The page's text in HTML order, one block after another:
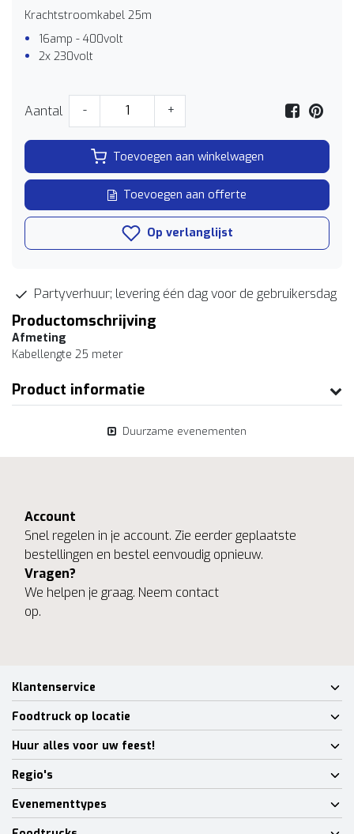
Krachtstroomkabel 25m
16amp - 400volt
2x 230volt
Aantal - +
Toevoegen aan winkelwagen
Toevoegen aan offerte
Op verlanglijst
Partyverhuur; levering één dag voor de gebruikersdag
Productomschrijving
Afmeting
Kabellengte 25 meter
Product informatie
Duurzame evenementen
Account
Snel regelen in je account. Zie eerder geplaatste
bestellingen en bestel eenvoudig opnieuw.
Vragen?
We helpen je graag. Neem contact
op.
Klantenservice
Foodtruck op locatie
Huur alles voor uw feest!
Regio's
Evenementtypes